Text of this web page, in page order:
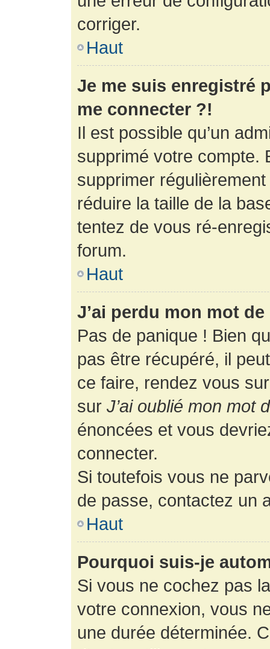
corriger.
Haut
Je me suis enregistré
me connecter ?!
Il est possible qu’un
supprimé votre compte.
supprimer
réduire la taille de la
tentez de vous ré-
forum.
Haut
J’ai perdu mon mot
Pas de panique ! Bien
pas être récupéré, il
ce faire, rendez vous
sur J’ai oublié mon mot
énoncées et vous
connecter.
Si toutefois vous ne
de passe, contactez un
Haut
Pourquoi suis-je
Si vous ne cochez pas
votre connexion, vous
une durée déterminée.